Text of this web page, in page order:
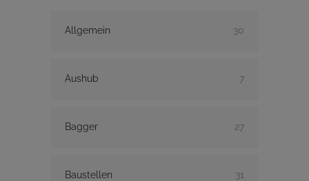
Allgemein 30
Aushub 7
Bagger 27
Baustellen 31